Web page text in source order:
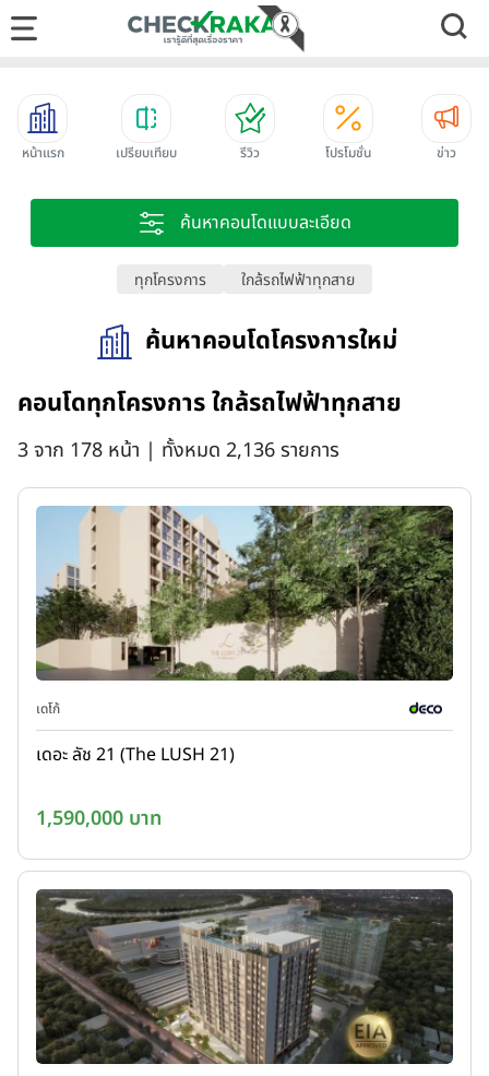
หน้าแรก เปรียบเทียบ รีวิว โปรโมชั่น ข่าว
ค้นหาคอนโดแบบละเอียด
ทุกโครงการ ใกล้รถไฟฟ้าทุกสาย
ค้นหาคอนโดโครงการใหม่
คอนโดทุกโครงการ ใกล้รถไฟฟ้าทุกสาย
3 จาก 178 หน้า | ทั้งหมด 2,136 รายการ
เดโก้
เดอะ ลัช 21 (The LUSH 21)
1,590,000 บาท